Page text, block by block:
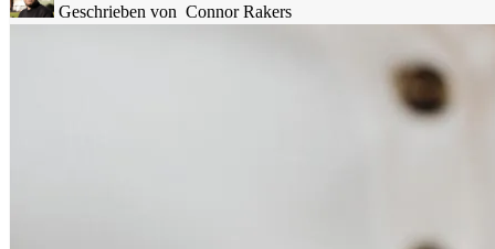
Geschrieben von Connor Rakers